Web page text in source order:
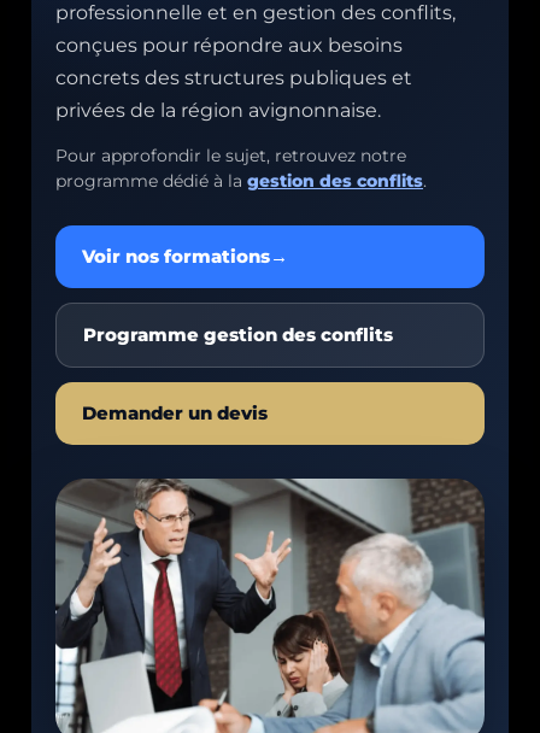
professionnelle et en gestion des conflits,
conçues pour répondre aux besoins
concrets des structures publiques et
privées de la région avignonnaise.
Pour approfondir le sujet, retrouvez notre
programme dédié à la gestion des conflits.
Voir nos formations→
Programme gestion des conflits
Demander un devis